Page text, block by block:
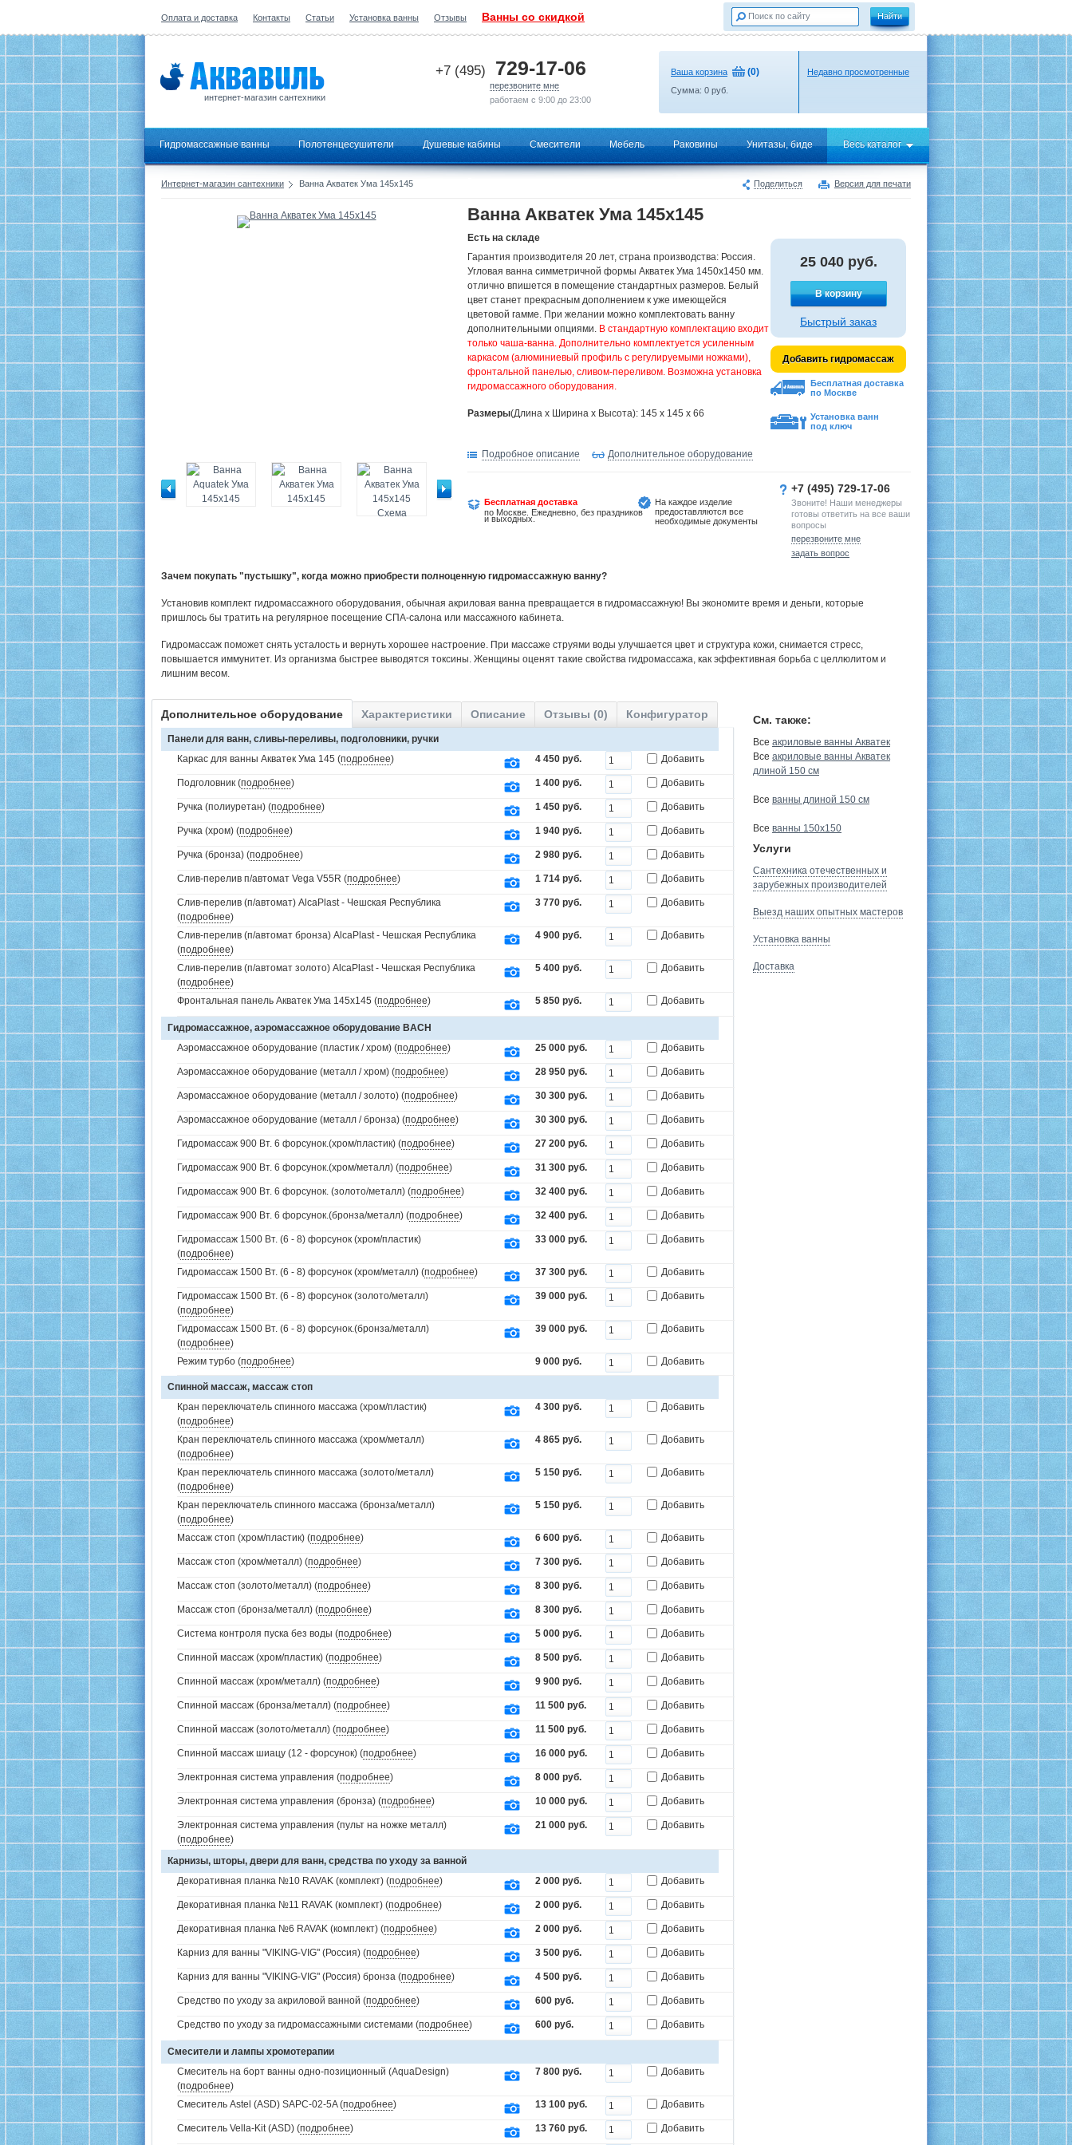
Оплата и доставка Контакты Статьи Установка ванны Отзывы Ванны со скидкой
интернет-магазин сантехники
+7 (495) 729-17-06
перезвоните мне
работаем с 9:00 до 23:00
Ваша корзина (0)
Сумма: 0 руб.
Недавно просмотренные
Гидромассажные ванны Полотенцесушители Душевые кабины Смесители Мебель Раковины Унитазы, биде Весь каталог
Поделиться Версия для печати
Интернет-магазин сантехники Ванна Акватек Ума 145х145
Ванна Акватек Ума 145х145
Есть на складе
Гарантия производителя 20 лет, страна производства: Россия.
Угловая ванна симметричной формы Акватек Ума 1450х1450 мм.
отлично впишется в помещение стандартных размеров. Белый
цвет станет прекрасным дополнением к уже имеющейся
цветовой гамме. При желании можно комплектовать ванну
дополнительными опциями. В стандартную комплектацию входит
только чаша-ванна. Дополнительно комплектуется усиленным
каркасом (алюминиевый профиль с регулируемыми ножками),
фронтальной панелью, сливом-переливом. Возможна установка
гидромассажного оборудования.
Размеры(Длина х Ширина х Высота): 145 x 145 x 66
25 040 руб.
В корзину
Быстрый заказ
Добавить гидромассаж
Бесплатная доставка
по Москве
Установка ванн
под ключ
Подробное описание Дополнительное оборудование
Бесплатная доставка
по Москве. Ежедневно, без праздников
и выходных.
На каждое изделие
предоставляются все
необходимые документы
+7 (495) 729-17-06
Звоните! Наши менеджеры
готовы ответить на все ваши
вопросы
перезвоните мне
задать вопрос
Зачем покупать "пустышку", когда можно приобрести полноценную гидромассажную ванну?
Установив комплект гидромассажного оборудования, обычная акриловая ванна превращается в гидромассажную! Вы экономите время и деньги, которые
пришлось бы тратить на регулярное посещение СПА-салона или массажного кабинета.
Гидромассаж поможет снять усталость и вернуть хорошее настроение. При массаже струями воды улучшается цвет и структура кожи, снимается стресс,
повышается иммунитет. Из организма быстрее выводятся токсины. Женщины оценят такие свойства гидромассажа, как эффективная борьба с целлюлитом и
лишним весом.
Дополнительное оборудование Характеристики Описание Отзывы (0) Конфигуратор
Панели для ванн, сливы-переливы, подголовники, ручки
Каркас для ванны Акватек Ума 145 (подробнее) 4 450 руб. Добавить
Подголовник (подробнее) 1 400 руб. Добавить
Ручка (полиуретан) (подробнее) 1 450 руб. Добавить
Ручка (хром) (подробнее) 1 940 руб. Добавить
Ручка (бронза) (подробнее) 2 980 руб. Добавить
Слив-перелив п/автомат Vega V55R (подробнее) 1 714 руб. Добавить
Слив-перелив (п/автомат) AlcaPlast - Чешская Республика
(подробнее)
3 770 руб. Добавить
Слив-перелив (п/автомат бронза) AlcaPlast - Чешская Республика
(подробнее)
4 900 руб. Добавить
Слив-перелив (п/автомат золото) AlcaPlast - Чешская Республика
(подробнее)
5 400 руб. Добавить
Фронтальная панель Акватек Ума 145х145 (подробнее) 5 850 руб. Добавить
Гидромассажное, аэромассажное оборудование BACH
Аэромассажное оборудование (пластик / хром) (подробнее) 25 000 руб. Добавить
Аэромассажное оборудование (металл / хром) (подробнее) 28 950 руб. Добавить
Аэромассажное оборудование (металл / золото) (подробнее) 30 300 руб. Добавить
Аэромассажное оборудование (металл / бронза) (подробнее) 30 300 руб. Добавить
Гидромассаж 900 Вт. 6 форсунок.(хром/пластик) (подробнее) 27 200 руб. Добавить
Гидромассаж 900 Вт. 6 форсунок.(хром/металл) (подробнее) 31 300 руб. Добавить
Гидромассаж 900 Вт. 6 форсунок. (золото/металл) (подробнее) 32 400 руб. Добавить
Гидромассаж 900 Вт. 6 форсунок.(бронза/металл) (подробнее) 32 400 руб. Добавить
Гидромассаж 1500 Вт. (6 - 8) форсунок (хром/пластик)
(подробнее)
33 000 руб. Добавить
Гидромассаж 1500 Вт. (6 - 8) форсунок (хром/металл) (подробнее) 37 300 руб. Добавить
Гидромассаж 1500 Вт. (6 - 8) форсунок (золото/металл)
(подробнее)
39 000 руб. Добавить
Гидромассаж 1500 Вт. (6 - 8) форсунок.(бронза/металл)
(подробнее)
39 000 руб. Добавить
Режим турбо (подробнее) 9 000 руб. Добавить
Спинной массаж, массаж стоп
Кран переключатель спинного массажа (хром/пластик)
(подробнее)
4 300 руб. Добавить
Кран переключатель спинного массажа (хром/металл)
(подробнее)
4 865 руб. Добавить
Кран переключатель спинного массажа (золото/металл)
(подробнее)
5 150 руб. Добавить
Кран переключатель спинного массажа (бронза/металл)
(подробнее)
5 150 руб. Добавить
Массаж стоп (хром/пластик) (подробнее) 6 600 руб. Добавить
Массаж стоп (хром/металл) (подробнее) 7 300 руб. Добавить
Массаж стоп (золото/металл) (подробнее) 8 300 руб. Добавить
Массаж стоп (бронза/металл) (подробнее) 8 300 руб. Добавить
Система контроля пуска без воды (подробнее) 5 000 руб. Добавить
Спинной массаж (хром/пластик) (подробнее) 8 500 руб. Добавить
Спинной массаж (хром/металл) (подробнее) 9 900 руб. Добавить
Спинной массаж (бронза/металл) (подробнее) 11 500 руб. Добавить
Спинной массаж (золото/металл) (подробнее) 11 500 руб. Добавить
Спинной массаж шиацу (12 - форсунок) (подробнее) 16 000 руб. Добавить
Электронная система управления (подробнее) 8 000 руб. Добавить
Электронная система управления (бронза) (подробнее) 10 000 руб. Добавить
Электронная система управления (пульт на ножке металл)
(подробнее)
21 000 руб. Добавить
Карнизы, шторы, двери для ванн, средства по уходу за ванной
Декоративная планка №10 RAVAK (комплект) (подробнее) 2 000 руб. Добавить
Декоративная планка №11 RAVAK (комплект) (подробнее) 2 000 руб. Добавить
Декоративная планка №6 RAVAK (комплект) (подробнее) 2 000 руб. Добавить
Карниз для ванны "VIKING-VIG" (Россия) (подробнее) 3 500 руб. Добавить
Карниз для ванны "VIKING-VIG" (Россия) бронза (подробнее) 4 500 руб. Добавить
Средство по уходу за акриловой ванной (подробнее) 600 руб. Добавить
Средство по уходу за гидромассажными системами (подробнее) 600 руб. Добавить
Смесители и лампы хромотерапии
Смеситель на борт ванны одно-позиционный (AquaDesign)
(подробнее)
7 800 руб. Добавить
Смеситель Astel (ASD) SAPC-02-5A (подробнее) 13 100 руб. Добавить
Смеситель Vella-Kit (ASD) (подробнее) 13 760 руб. Добавить
См. также:
Все акриловые ванны Акватек
Все акриловые ванны Акватек
длиной 150 см
Все ванны длиной 150 см
Все ванны 150х150
Услуги
Сантехника отечественных и
зарубежных производителей
Выезд наших опытных мастеров
Установка ванны
Доставка